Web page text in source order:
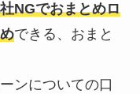
NGでおまとめロ
できる、おまと
ンについての口